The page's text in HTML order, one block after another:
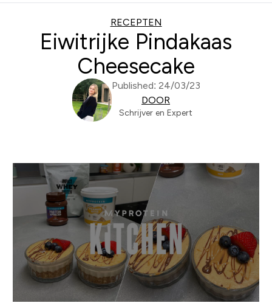
RECEPTEN
Eiwitrijke Pindakaas
Cheesecake
Published: 24/03/23
DOOR
Schrijver en Expert